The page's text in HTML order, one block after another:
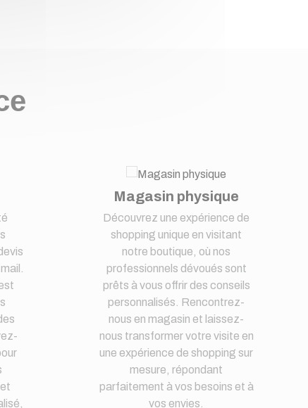
Magasin physique
Découvrez une expérience de
shopping unique en visitant
notre boutique, où nos
professionnels dévoués sont
prêts à vous offrir des conseils
personnalisés. Rencontrez-
nous en magasin et laissez-
nous transformer votre visite en
une expérience de shopping sur
mesure, répondant
parfaitement à vos besoins et à
vos envies.